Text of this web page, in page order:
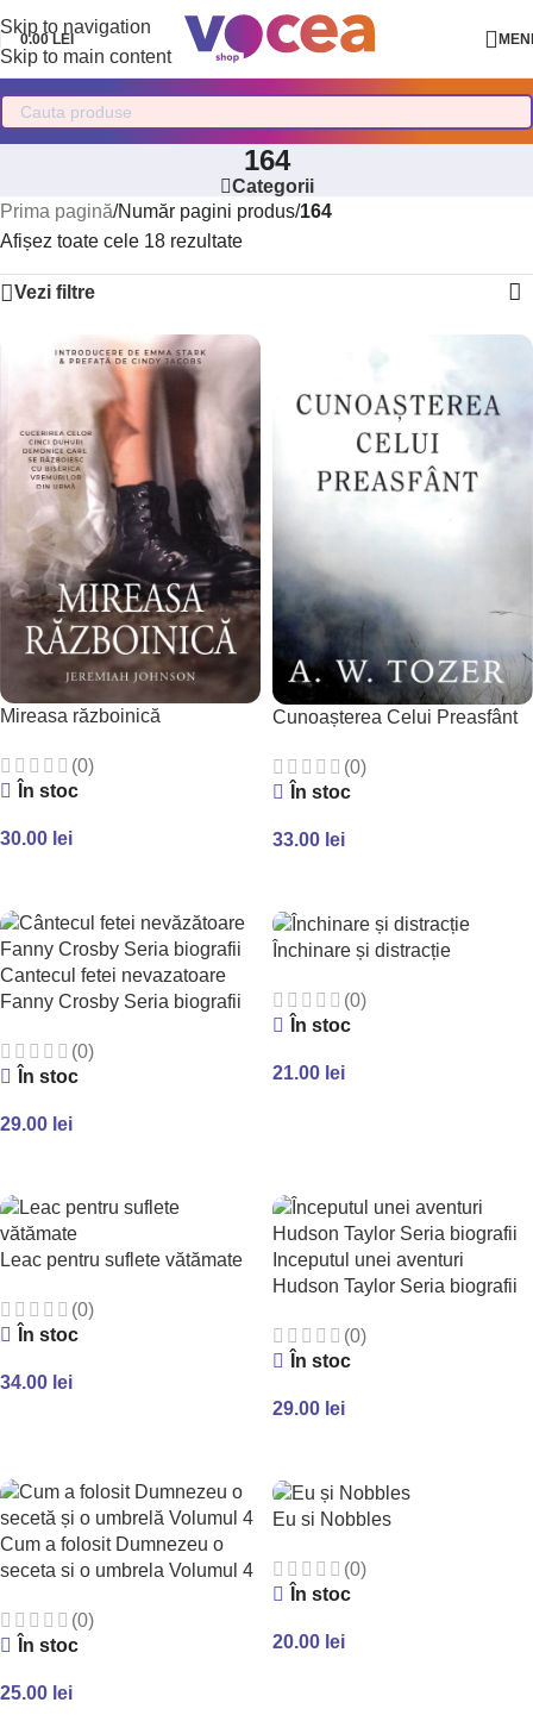
Skip to navigation
Skip to main content
0.00LEI
164
Categorii
Prima pagină/Număr pagini produs/164
Afișez toate cele 18 rezultate
Vezi filtre
Mireasa războinică
(0)
În stoc
30.00 lei
Cunoașterea Celui Preasfânt
(0)
În stoc
33.00 lei
Cantecul fetei nevazatoare
Fanny Crosby Seria biografii
(0)
În stoc
29.00 lei
Închinare și distracție
(0)
În stoc
21.00 lei
Leac pentru suflete vătămate
(0)
În stoc
34.00 lei
Inceputul unei aventuri
Hudson Taylor Seria biografii
(0)
În stoc
29.00 lei
Cum a folosit Dumnezeu o
seceta si o umbrela Volumul 4
(0)
În stoc
25.00 lei
Eu si Nobbles
(0)
În stoc
20.00 lei